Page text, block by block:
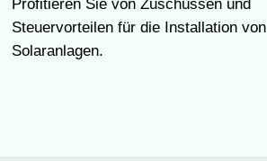
Profitieren Sie von Zuschüssen und
Steuervorteilen für die Installation von
Solaranlagen.